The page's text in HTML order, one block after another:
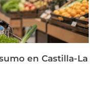
en Castilla-La